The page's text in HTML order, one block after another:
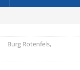
Burg Rotenfels,